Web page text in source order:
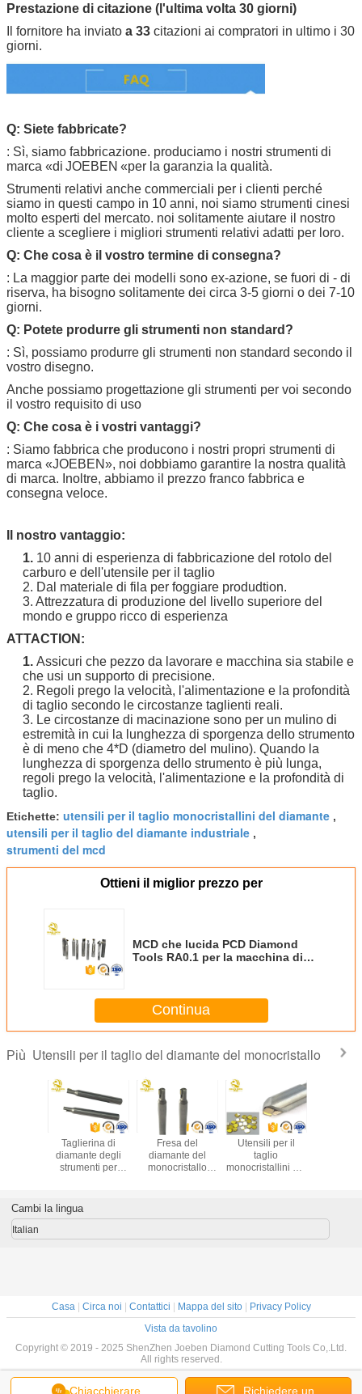
Prestazione di citazione (l'ultima volta 30 giorni)
Il fornitore ha inviato a 33 citazioni ai compratori in ultimo i 30
giorni.
Q: Siete fabbricate?
: Sì, siamo fabbricazione. produciamo i nostri strumenti di
marca «di JOEBEN «per la garanzia la qualità.
Strumenti relativi anche commerciali per i clienti perché
siamo in questi campo in 10 anni, noi siamo strumenti cinesi
molto esperti del mercato. noi solitamente aiutare il nostro
cliente a scegliere i migliori strumenti relativi adatti per loro.
Q: Che cosa è il vostro termine di consegna?
: La maggior parte dei modelli sono ex-azione, se fuori di - di
riserva, ha bisogno solitamente dei circa 3-5 giorni o dei 7-10
giorni.
Q: Potete produrre gli strumenti non standard?
: Sì, possiamo produrre gli strumenti non standard secondo il
vostro disegno.
Anche possiamo progettazione gli strumenti per voi secondo
il vostro requisito di uso
Q: Che cosa è i vostri vantaggi?
: Siamo fabbrica che producono i nostri propri strumenti di
marca «JOEBEN», noi dobbiamo garantire la nostra qualità
di marca. Inoltre, abbiamo il prezzo franco fabbrica e
consegna veloce.
Il nostro vantaggio:
1. 10 anni di esperienza di fabbricazione del rotolo del
carburo e dell'utensile per il taglio
2. Dal materiale di fila per foggiare produdtion.
3. Attrezzatura di produzione del livello superiore del
mondo e gruppo ricco di esperienza
ATTACTION:
1. Assicuri che pezzo da lavorare e macchina sia stabile e
che usi un supporto di precisione.
2. Regoli prego la velocità, l'alimentazione e la profondità
di taglio secondo le circostanze taglienti reali.
3. Le circostanze di macinazione sono per un mulino di
estremità in cui la lunghezza di sporgenza dello strumento
è di meno che 4*D (diametro del mulino). Quando la
lunghezza di sporgenza dello strumento è più lunga,
regoli prego la velocità, l'alimentazione e la profondità di
taglio.
Etichette: utensili per il taglio monocristallini del diamante ,
utensili per il taglio del diamante industriale ,
strumenti del mcd
Ottieni il miglior prezzo per
MCD che lucida PCD Diamond
Tools RA0.1 per la macchina di
Continua
Più Utensili per il taglio del diamante del monocristallo
del
del
Taglierina di
diamante degli
strumenti per
precisione della
fresa del
monocristallo da
Fresa del
diamante del
monocristallo
Utensili per il
taglio
monocristallini dei
Chiacchierare Richiedere un
Cambi la lingua
Italian
Casa | Circa noi | Contattici | Mappa del sito| Privacy Policy
Vista da tavolino
Copyright © 2019 - 2025 ShenZhen Joeben Diamond Cutting Tools Co,.Ltd.
All rights reserved.